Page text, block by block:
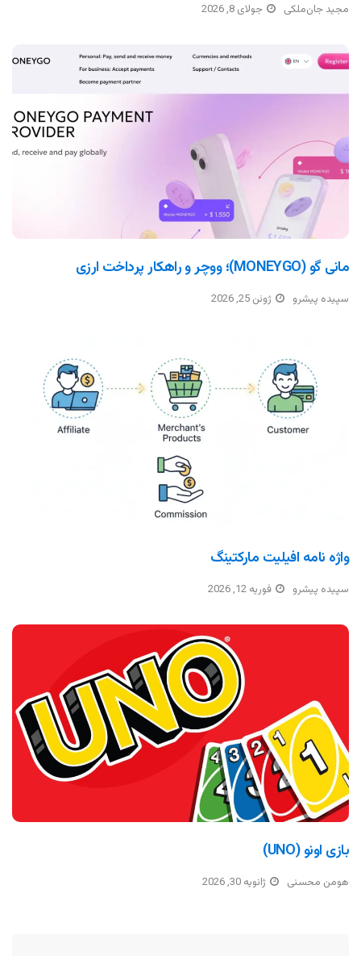
مجید جان‌ملکی جولای 8, 2026
مانی گو (MONEYGO)؛ ووچر و راهکار پرداخت ارزی
سپیده پیشرو ژوئن 25, 2026
واژه نامه افیلیت مارکتینگ
سپیده پیشرو فوریه 12, 2026
بازی اونو (UNO)
هومن محسنی ژانویه 30, 2026